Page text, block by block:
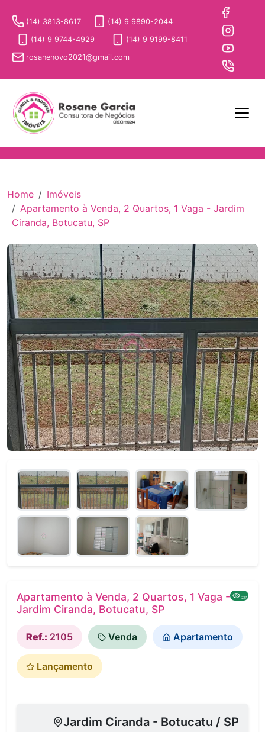
(14) 3813-8617 (14) 9 9890-2044
(14) 9 9744-4929 (14) 9 9199-8411
rosanenovo2021@gmail.com
Home
Imóveis
Apartamento à Venda, 2 Quartos, 1 Vaga - Jardim
Ciranda, Botucatu, SP
Apartamento à Venda, 2 Quartos, 1 Vaga -
Jardim Ciranda, Botucatu, SP
227
Ref.: 2105 Venda Apartamento
Lançamento
Jardim Ciranda - Botucatu / SP